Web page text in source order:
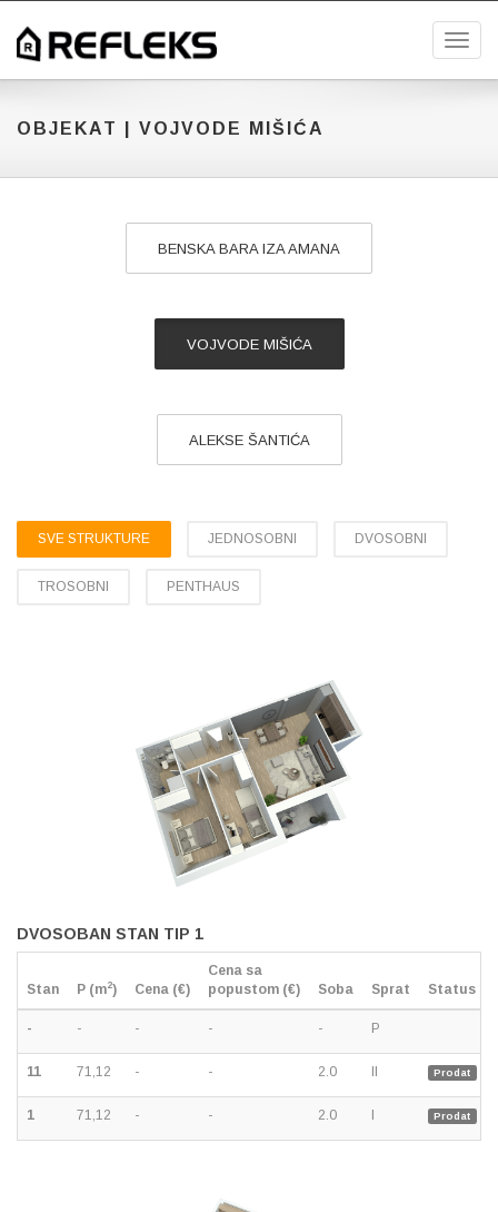
OBJEKAT | VOJVODE MIŠIĆA
BENSKA BARA IZA AMANA
VOJVODE MIŠIĆA
ALEKSE ŠANTIĆA
SVE STRUKTURE JEDNOSOBNI DVOSOBNI
TROSOBNI PENTHAUS
DVOSOBAN STAN TIP 1
Stan P (m2) Cena (€)
Cena sa
popustom (€)
Soba Sprat Status
- - - - - P
11 71,12 - - 2.0 II Prodat
1 71,12 - - 2.0 I Prodat